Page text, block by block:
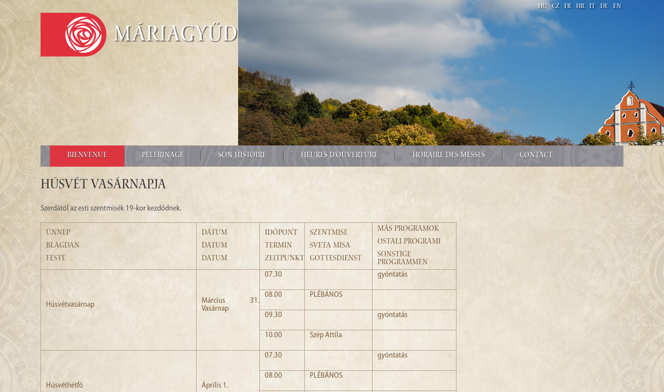
HU CZ FR HR IT DE EN
Máriagyűd
BIENVENUE PÈLERINAGE SON HISTOIRE HEURES D’OUVERTURE HORAIRE DES MESSES CONTACT
Húsvét Vasárnapja
Szerdától az esti szentmisék 19-kor kezdődnek.
ÜNNEP
BLAGDAN
FESTE
DÁTUM
DATUM
DATUM
IDŐPONT
TERMIN
ZEITPUNKT
SZENTMISE
SVETA MISA
GOTTESDIENST
MÁS PROGRAMOK
OSTALI PROGRAMI
SONSTIGE
PROGRAMMEN
Húsvétvasárnap
Március 31.
Vasárnap
07.30 gyóntatás
08.00 PLÉBÁNOS
09.30 gyóntatás
10.00 Szép Attila
Húsvéthétfő Április 1.
07.30 gyóntatás
08.00 PLÉBÁNOS